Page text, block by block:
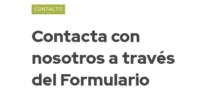
CONTACTO
Contacta con
nosotros a través
del Formulario